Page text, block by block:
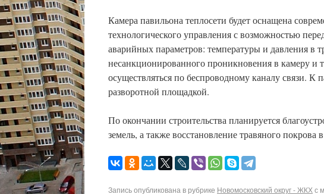
Камера павильона теплосети будет оснащена
технологического управления с возможностью
аварийных параметров: температуры и давления в
несанкционированного проникновения в камеру и
осуществляться по беспроводному каналу связи. К
разворотной площадкой.
По окончании строительства планируется
земель, а также восстановление травяного покрова
Запись опубликована в рубрике Новомосковский округ - ЖКХс